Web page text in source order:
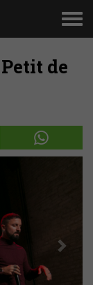
de